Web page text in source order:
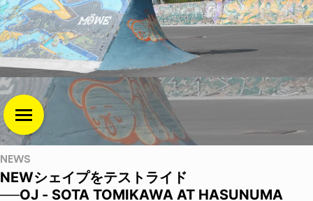
NEWS
NEWシェイプをテストライド
──OJ - SOTA TOMIKAWA AT HASUNUMA